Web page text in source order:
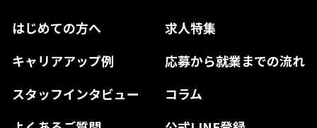
はじめての方へ
求人特集
キャリアアップ例
応募から就業までの流れ
スタッフインタビュー
コラム
奈良県
和歌山県
島根県
山口県
高知県
徳島県